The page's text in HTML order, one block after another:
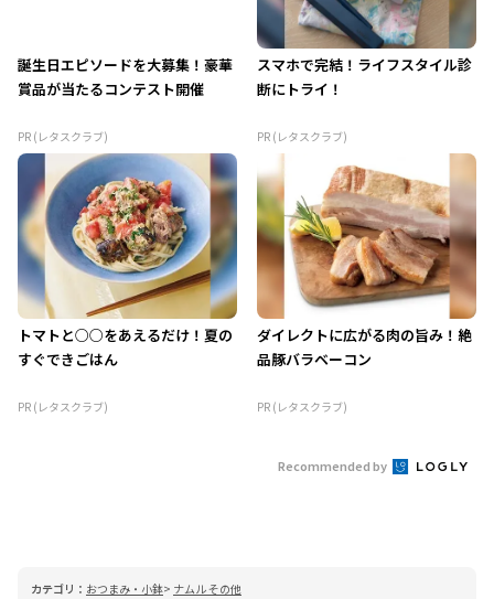
誕生日エピソードを大募集！豪華
賞品が当たるコンテスト開催
PR (レタスクラブ)
スマホで完結！ライフスタイル診
断にトライ！
PR (レタスクラブ)
トマトと○○をあえるだけ！夏の
すぐできごはん
PR (レタスクラブ)
ダイレクトに広がる肉の旨み！絶
品豚バラベーコン
PR (レタスクラブ)
Recommended by
カテゴリ： おつまみ・小鉢
ナムル その他